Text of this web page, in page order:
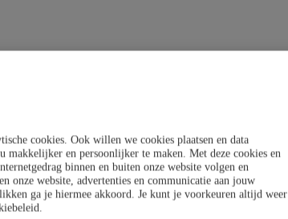
cookies. Ook willen we cookies plaatsen en data
makkelijker en persoonlijker te maken. Met deze cookies en
binnen en buiten onze website volgen en
onze website, advertenties en communicatie aan jouw
ga je hiermee akkoord. Je kunt je voorkeuren altijd weer